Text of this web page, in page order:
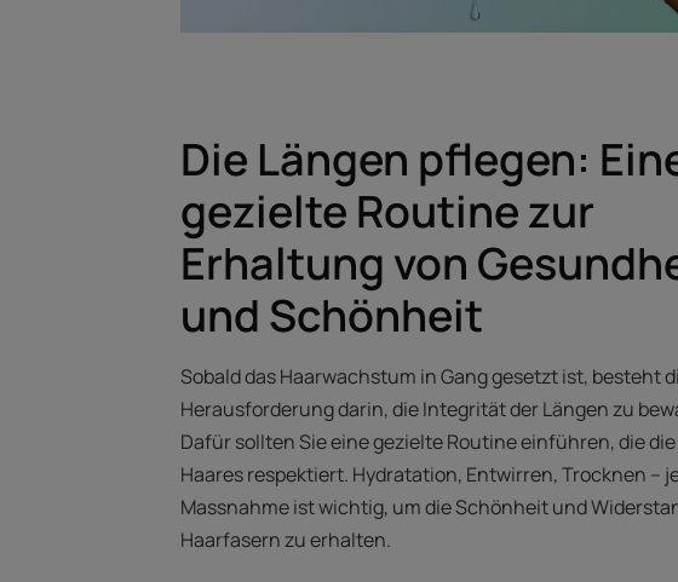
Die Längen pflegen:
gezielte Routine zur
Erhaltung von
und Schönheit
Sobald das Haarwachstum in Gang gesetzt ist, besteht
Herausforderung darin, die Integrität der Längen zu
Dafür sollten Sie eine gezielte Routine einführen, die
Haares respektiert. Hydratation, Entwirren, Trocknen –
Massnahme ist wichtig, um die Schönheit und
Haarfasern zu erhalten.